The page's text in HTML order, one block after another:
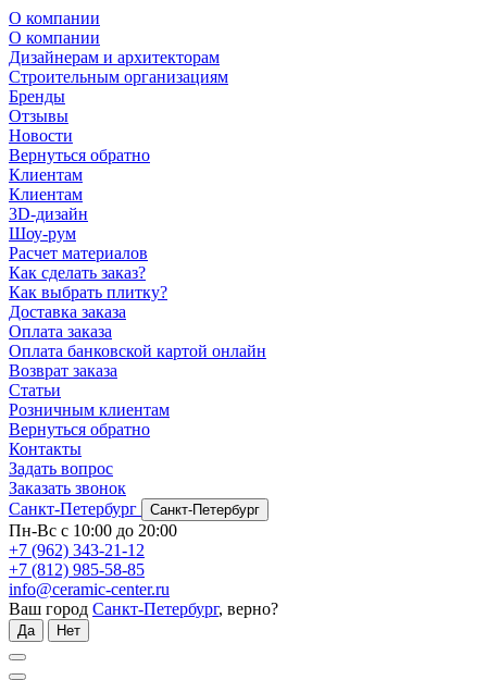
О компании
О компании
Дизайнерам и архитекторам
Строительным организациям
Бренды
Отзывы
Новости
Вернуться обратно
Клиентам
Клиентам
3D-дизайн
Шоу-рум
Расчет материалов
Как сделать заказ?
Как выбрать плитку?
Доставка заказа
Оплата заказа
Оплата банковской картой онлайн
Возврат заказа
Статьи
Розничным клиентам
Вернуться обратно
Контакты
Задать вопрос
Заказать звонок
Санкт-Петербург
Санкт-Петербург
Пн-Вс с 10:00 до 20:00
+7 (962) 343-21-12
+7 (812) 985-58-85
info@ceramic-center.ru
Ваш город Санкт-Петербург, верно?
Да Нет